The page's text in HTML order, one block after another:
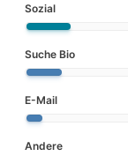
Sozial
Suche Bio
E-Mail
Andere